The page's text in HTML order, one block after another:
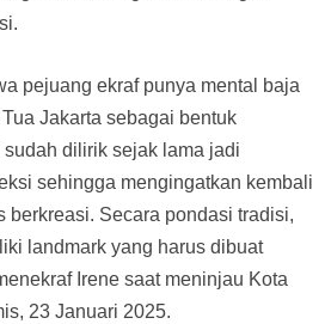
pejuang ekraf punya mental baja
Jakarta sebagai bentuk
dilirik sejak lama jadi
sehingga mengingatkan kembali
berkreasi. Secara pondasi tradisi,
landmark yang harus dibuat
Irene saat meninjau Kota
23 Januari 2025.